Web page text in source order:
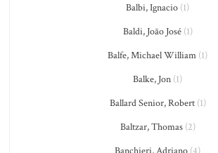
Balbi, Ignacio (1)
Baldi, João José(1)
Balfe, Michael William (1)
Balke, Jon (1)
Ballard Senior, Robert(1)
Baltzar, Thomas(2)